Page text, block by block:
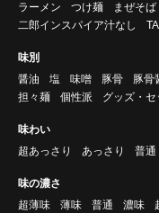
ラーメン
つけ麺 まぜそば
二郎インスパイア汁なし
味別
醤油
塩 味噌 豚骨 豚骨
担々麺
個性派 グッズ・セ
味わい
超あっさり
あっさり 普通
味の濃さ
超薄味
薄味 普通 濃味